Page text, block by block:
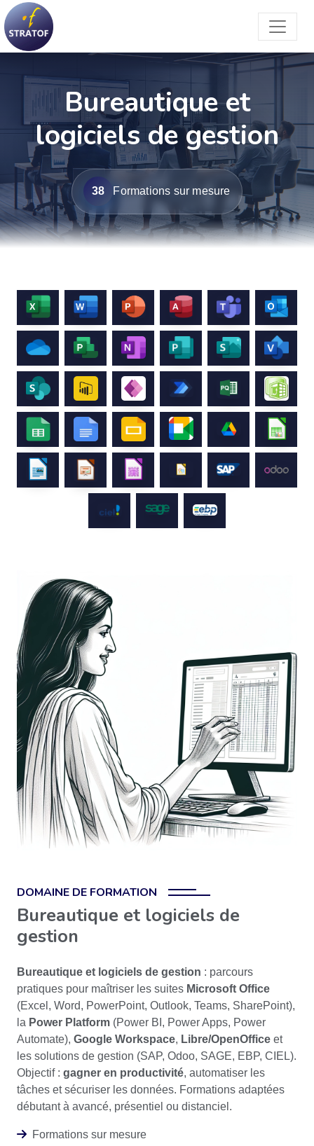
Bureautique et
logiciels de gestion
38 Formations sur mesure
DOMAINE DE FORMATION
Bureautique et logiciels de
gestion
Bureautique et logiciels de gestion : parcours
pratiques pour maîtriser les suites Microsoft Office
(Excel, Word, PowerPoint, Outlook, Teams, SharePoint),
la Power Platform (Power BI, Power Apps, Power
Automate), Google Workspace, Libre/OpenOffice et
les solutions de gestion (SAP, Odoo, SAGE, EBP, CIEL).
Objectif : gagner en productivité, automatiser les
tâches et sécuriser les données. Formations adaptées
débutant à avancé, présentiel ou distanciel.
Formations sur mesure